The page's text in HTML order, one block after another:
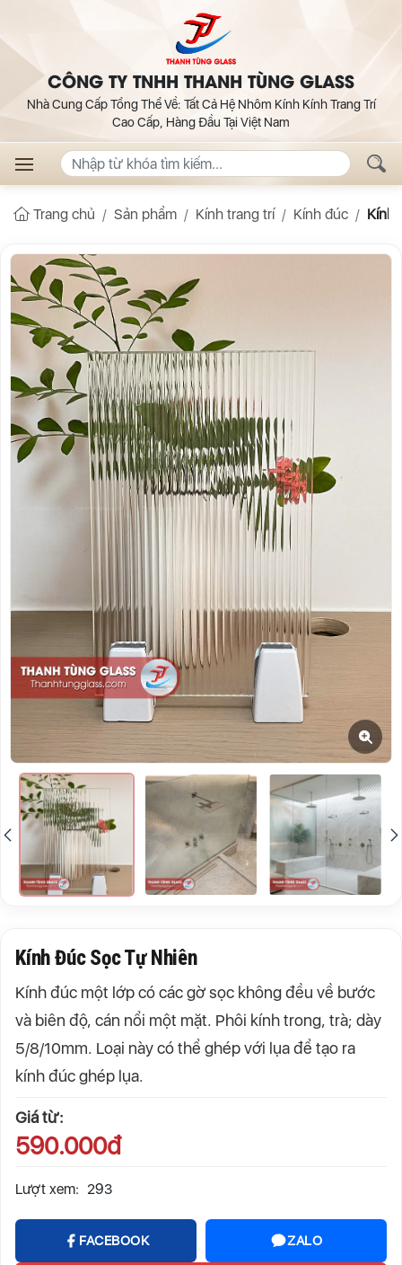
CÔNG TY TNHH THANH TÙNG GLASS
Nhà Cung Cấp Tổng Thể Về: Tất Cả Hệ Nhôm Kính Kính Trang Trí
Cao Cấp, Hàng Đầu Tại Việt Nam
Trang chủ Sản phẩm Kính trang trí Kính đúc Kính
Kính Đúc Sọc Tự Nhiên
Kính đúc một lớp có các gờ sọc không đều về bước
và biên độ, cán nổi một mặt. Phôi kính trong, trà; dày
5/8/10mm. Loại này có thể ghép với lụa để tạo ra
kính đúc ghép lụa.
Giá từ:
590.000đ
Lượt xem: 293
FACEBOOK ZALO